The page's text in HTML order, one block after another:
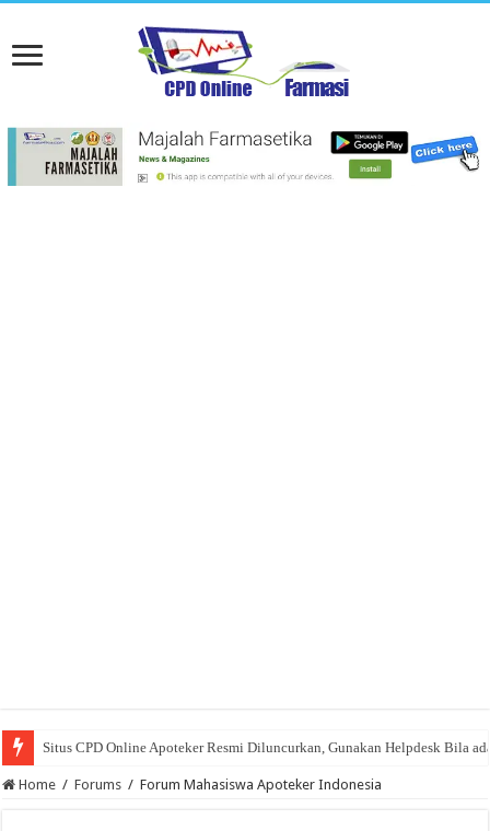
Situs CPD Online Apoteker Resmi Diluncurkan, Gunakan Helpdesk Bila
Home / Forums / Forum Mahasiswa Apoteker Indonesia